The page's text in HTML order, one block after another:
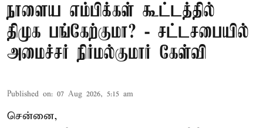
நாளைய எம்பிக்கள் கூட்டத்தில்
திமுக பங்கேற்குமா? - சட்டசபையில்
அமைச்சர் நிர்மல்குமார் கேள்வி
Published on: 07 Aug 2026, 5:15 am
சென்னை,